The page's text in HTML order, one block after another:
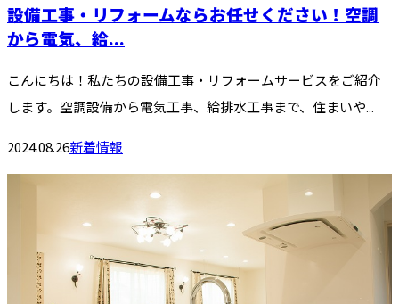
設備工事・リフォームならお任せください！空調
から電気、給...
こんにちは！私たちの設備工事・リフォームサービスをご紹介
します。空調設備から電気工事、給排水工事まで、住まいや...
2024.08.26新着情報